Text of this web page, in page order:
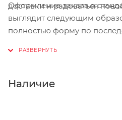
доставки и радоваться
Оформление заказа в
выглядит следующим
полностью форму по
Нажмите кнопку «Оформить
Наличие